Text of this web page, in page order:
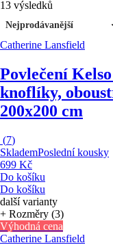
13 výsledků
Nejprodávanější
Catherine Lansfield
Povlečení
knoflíky,
200x200 cm
(7)
SklademPoslední kousky
699 Kč
Do košíku
Do košíku
další varianty
+ Rozměry (3)
Výhodná cena
Catherine Lansfield